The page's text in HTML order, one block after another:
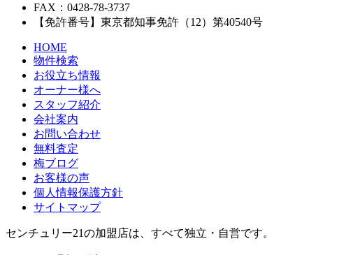
FAX：0428-78-3737
【免許番号】東京都知事免許（12）第40540号
HOME
物件検索
お役立ち情報
オーナー様へ
スタッフ紹介
会社案内
お問い合わせ
無料査定
梅ブログ
お客様の声
個人情報保護方針
サイトマップ
センチュリー21の加盟店は、すべて独立・自営です。